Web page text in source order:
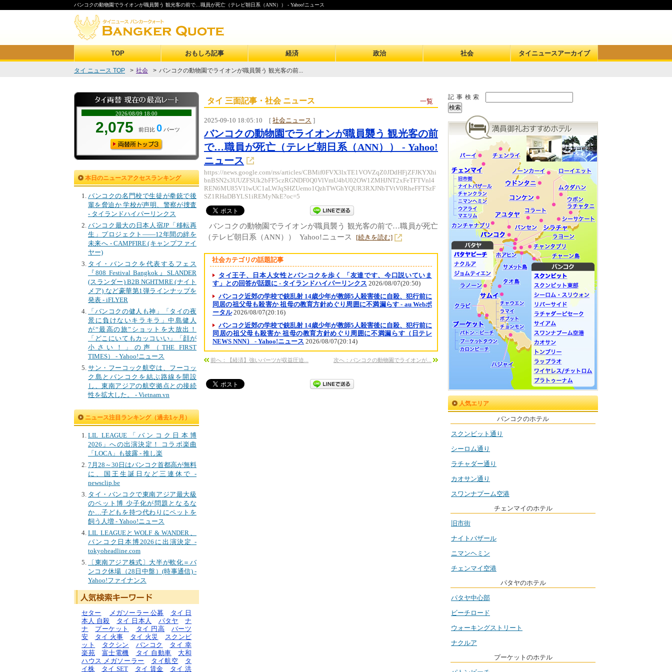
バンコクの動物園でライオンが職員襲う 観光客の前で…職員が死亡（テレビ朝日系（ANN）） - Yahoo!ニュース
TOP おもしろ記事 経済 政治 社会 タイニュースアーカイブ
タイ ニュース TOP > 社会 > バンコクの動物園でライオンが職員襲う 観光客の前...
本日のニュースアクセスランキング
バンコクの名門校で生徒が拳銃で後
輩を脅迫か 学校が声明、警察が捜査
- タイランドハイパーリンクス
バンコク最大の日本人宿JP「移転再
生」プロジェクト――12年間の絆を
未来へ - CAMPFIRE (キャンプファイ
ヤー)
タイ・バンコクを代表するフェス
『808 Festival Bangkok』SLANDER
(スランダー) B2B NGHTMRE (ナイト
メア) など豪華第1弾ラインナップを
発表 - iFLYER
「バンコクの健人も神」「タイの夜
景に負けないキラキラ」中島健人
が“最高の旅”ショットを大放出！
「どこにいてもカッコいい」「顔が
小さい！」の声（THE FIRST
TIMES） - Yahoo!ニュース
サン・フーコック航空は、フーコッ
ク島とバンコクを結ぶ路線を開設
し、東南アジアの航空拠点との接続
性を拡大した。 - Vietnam.vn
ニュース注目ランキング（過去1ヶ月）
LIL LEAGUE「バンコク日本博
2026」への出演決定！ コラボ楽曲
「LOCA」も披露 - 推し楽
7月28～30日はバンコク首都高が無料
に、国王生誕日など三連休で -
newsclip.be
タイ・バンコクで東南アジア最大級
のペット博 少子化が問題となるな
か…子どもを持つ代わりにペットを
飼う人増 - Yahoo!ニュース
LIL LEAGUEとWOLF & WANDER、
バンコク日本博2026に出演決定 -
tokyoheadline.com
〔東南アジア株式〕大半が軟化＝バ
ンコク休場（28日中盤）(時事通信) -
Yahoo!ファイナンス
セター メガソーラー 公募
タイ 日
本人 自殺
タイ 日本人 パタヤ
ナ
ナ
プーケット タイ 円高
バーツ
安
タイ 火事 タイ 火災
スクンビ
ット
タクシン バンコク
タイ 幸
楽苑
富士電機 タイ 自動車
大和
ハウス メガソーラー
タイ航空
タ
イ株
タイ SET タイ 賃金 タイ 洪
タイ 三面記事・社会 ニュース 一覧
2025-09-10 18:05:10 [ 社会ニュース ]
バンコクの動物園でライオンが職員襲う 観光客の前
で…職員が死亡（テレビ朝日系（ANN）） - Yahoo!
ニュース
https://news.google.com/rss/articles/CBMif0FVX3lxTE1VOVZqZ0JDdHFjZFJKYXhi
bnBSN2s3UUZFSUk2bFF5czRGNDF0Q0VlVmU4bU02OW1ZMHJNT2xFeTFTVnl4
REN6MU85V1lwUC1aLWJqSHZUemo1QzhTWGhYQUR3RXJNbTVtV0RheFFTSzF
SZ1RHaDBYLS1iREMyNkE?oc=5
バンコクの動物園でライオンが職員襲う 観光客の前で…職員が死亡
（テレビ朝日系（ANN）） Yahoo!ニュース [続きを読む]
社会カテゴリの話題記事
タイ王子、日本人女性とバンコクを歩く 「友達です、今口説いていま
す」との回答が話題に - タイランドハイパーリンクス 2026/08/07(20:50)
バンコク近郊の学校で銃乱射 14歳少年が教師5人殺害後に自殺、犯行前に
同居の祖父母も殺害か 祖母の教育方針めぐり周囲に不満漏らす - au Webポ
ータル2026/08/07(20:16)
バンコク近郊の学校で銃乱射 14歳少年が教師5人殺害後に自殺、犯行前に
同居の祖父母も殺害か 祖母の教育方針めぐり周囲に不満漏らす（日テレ
NEWS NNN） - Yahoo!ニュース 2026/08/07(20:14)
前へ：【経済】強いバーツが収益圧迫... 次へ：バンコクの動物園でライオンが...
記事検索